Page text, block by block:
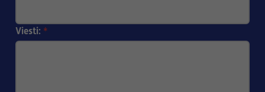
Viesti: *